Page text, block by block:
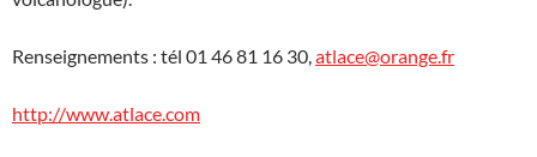
Renseignements : tél 01 46 81 16 30,atlace@orange.fr
http://www.atlace.com